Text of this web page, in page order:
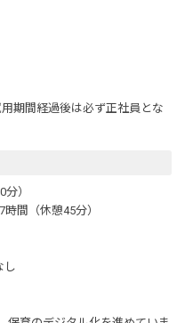
期間経過後は必ず正社員とな
）
間（休憩45分）
し